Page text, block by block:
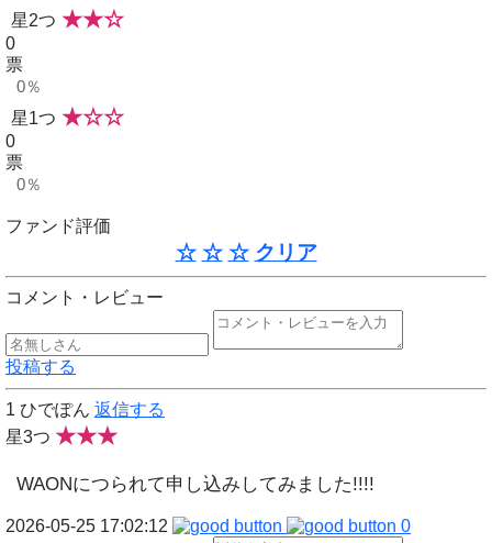
星2つ ★★☆
0
票
0％
星1つ ★☆☆
0
票
0％
ファンド評価
☆ ☆ ☆ クリア
コメント・レビュー
投稿する
1 ひでぽん 返信する
星3つ ★★★
WAONにつられて申し込みしてみました!!!!
2026-05-25 17:02:12 0